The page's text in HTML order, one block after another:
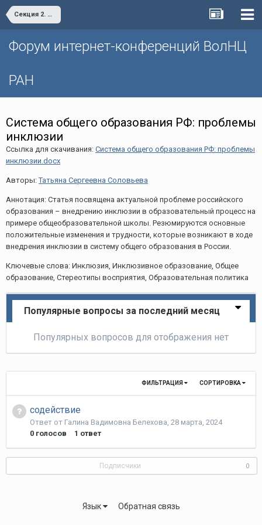
Секция 2. Благополучие населения: ресурсы снижения социального неравенства
Форум интернет-конференций ВолНЦ
РАН
Система общего образования РФ: проблемы
инклюзии
Ссылка для скачивания: Система общего образования РФ: проблемы
инклюзии.docx
Авторы:Татьяна Сергеевна Соловьева
Аннотация: Статья посвящена актуальной проблеме российского
образования – внедрению инклюзии в образовательный процесс на
примере общеобразовательной школы. Резюмируются основные
положительные изменения и трудности, которые возникают в ходе
внедрения инклюзии в систему общего образования в России.
Ключевые слова: Инклюзия, Инклюзивное образование, Общее
образование, Стереотипы восприятия, Образовательная политика
Популярные вопросы за последний месяц
Популярных вопросов для отображения нет
СОРТИРОВКА
ФИЛЬТРАЦИЯ
содействие
Ответ от Галина Вадимовна Белехова, 28 марта, 2024
0 голосов 1 ответ
Подписчики 0
Язык Обратная связь